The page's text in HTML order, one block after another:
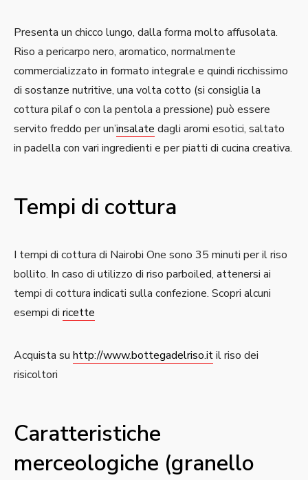
Presenta un chicco lungo, dalla forma molto affusolata.
Riso a pericarpo nero, aromatico, normalmente
commercializzato in formato integrale e quindi ricchissimo
di sostanze nutritive, una volta cotto (si consiglia la
cottura pilaf o con la pentola a pressione) può essere
servito freddo per un’insalate dagli aromi esotici, saltato
in padella con vari ingredienti e per piatti di cucina creativa.
Tempi di cottura
I tempi di cottura di Nairobi One sono 35 minuti per il riso
bollito. In caso di utilizzo di riso parboiled, attenersi ai
tempi di cottura indicati sulla confezione. Scopri alcuni
esempi di ricette
Acquista su http://www.bottegadelriso.itil riso dei
risicoltori
Caratteristiche
merceologiche (granello